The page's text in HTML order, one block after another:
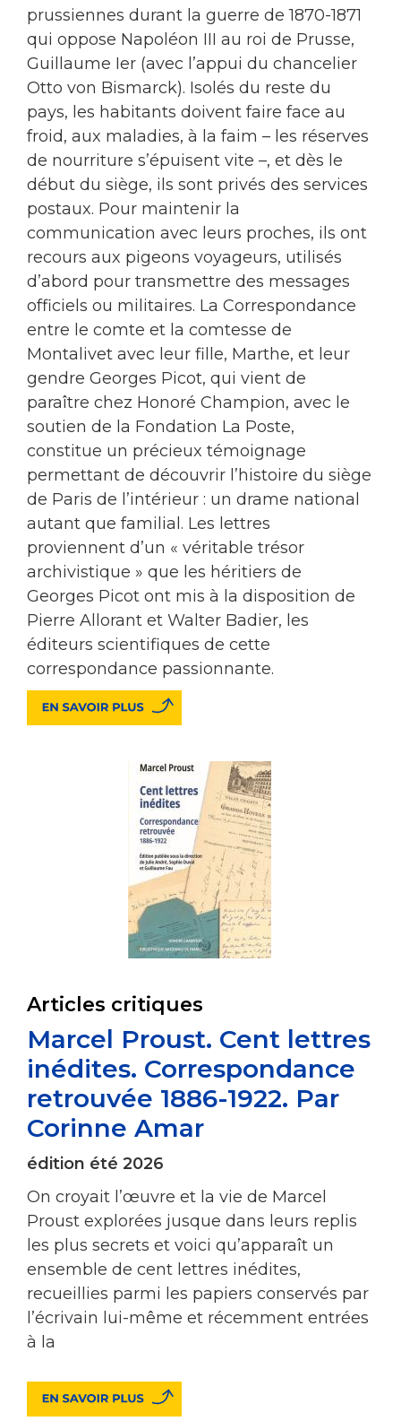
prussiennes durant la guerre de 1870-1871
qui oppose Napoléon III au roi de Prusse,
Guillaume Ier (avec l’appui du chancelier
Otto von Bismarck). Isolés du reste du
pays, les habitants doivent faire face au
froid, aux maladies, à la faim – les réserves
de nourriture s’épuisent vite –, et dès le
début du siège, ils sont privés des services
postaux. Pour maintenir la
communication avec leurs proches, ils ont
recours aux pigeons voyageurs, utilisés
d’abord pour transmettre des messages
officiels ou militaires. La Correspondance
entre le comte et la comtesse de
Montalivet avec leur fille, Marthe, et leur
gendre Georges Picot, qui vient de
paraître chez Honoré Champion, avec le
soutien de la Fondation La Poste,
constitue un précieux témoignage
permettant de découvrir l’histoire du siège
de Paris de l’intérieur : un drame national
autant que familial. Les lettres
proviennent d’un « véritable trésor
archivistique » que les héritiers de
Georges Picot ont mis à la disposition de
Pierre Allorant et Walter Badier, les
éditeurs scientifiques de cette
correspondance passionnante.
Articles critiques
Marcel Proust. Cent lettres
inédites. Correspondance
retrouvée 1886-1922. Par
Corinne Amar
édition été 2026
On croyait l’œuvre et la vie de Marcel
Proust explorées jusque dans leurs replis
les plus secrets et voici qu’apparaît un
ensemble de cent lettres inédites,
recueillies parmi les papiers conservés par
l’écrivain lui-même et récemment entrées
à la